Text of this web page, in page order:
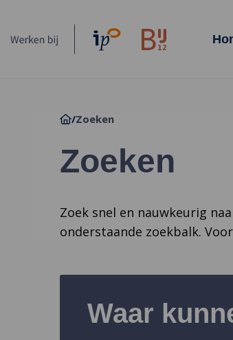
Homepagina
/Zoeken
Zoeken
Zoek snel en nauwkeurig
onderstaande zoekbalk.
Waar